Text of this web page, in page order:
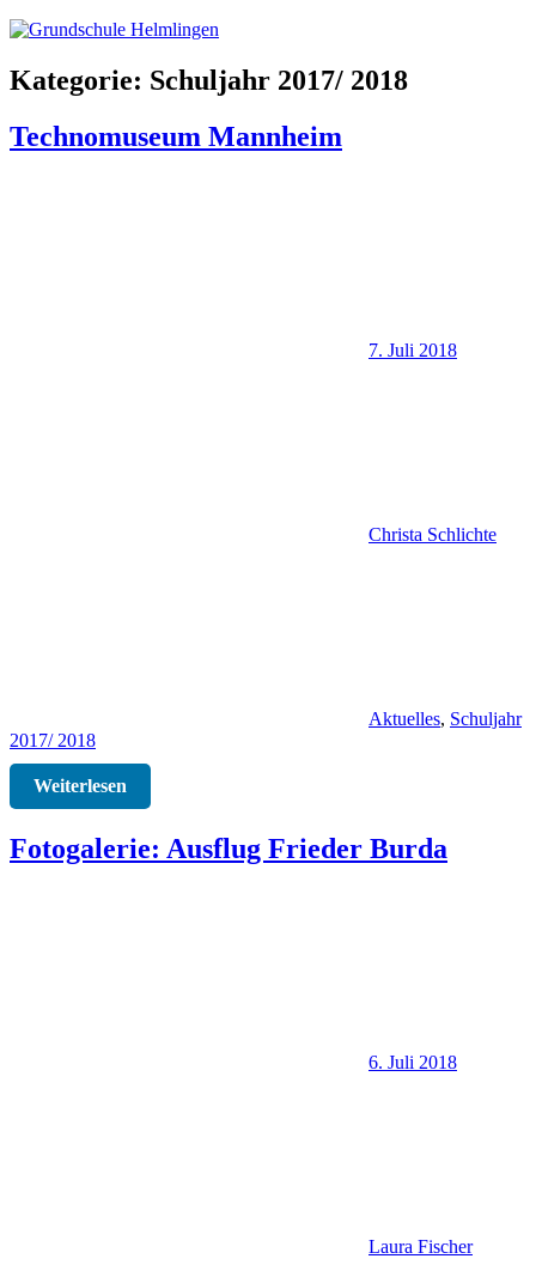
Kategorie: Schuljahr 2017/ 2018
Technomuseum Mannheim
7. Juli 2018
Christa Schlichte
Aktuelles, Schuljahr
2017/ 2018
Weiterlesen
Fotogalerie: Ausflug Frieder Burda
6. Juli 2018
Laura Fischer